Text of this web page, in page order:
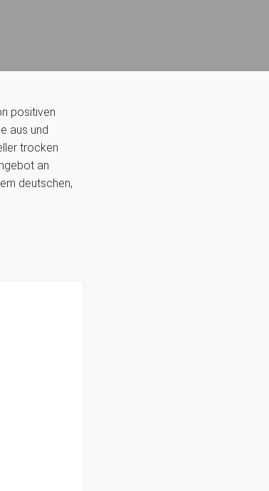
positiven
aus und
trocken
an
deutschen,